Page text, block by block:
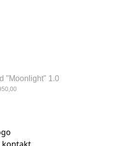
"Moonlight" 1.0